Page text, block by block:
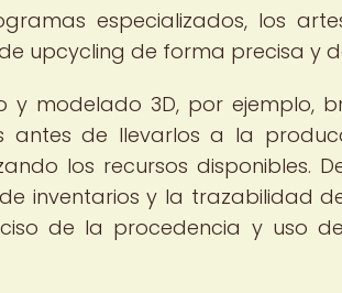
especializados, los
upcycling de forma precisa y
y modelado 3D, por ejemplo,
antes de llevarlos a la
los recursos disponibles.
inventarios y la trazabilidad
de la procedencia y uso